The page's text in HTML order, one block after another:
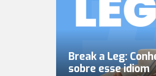
Break a Leg:
sobre esse idiom